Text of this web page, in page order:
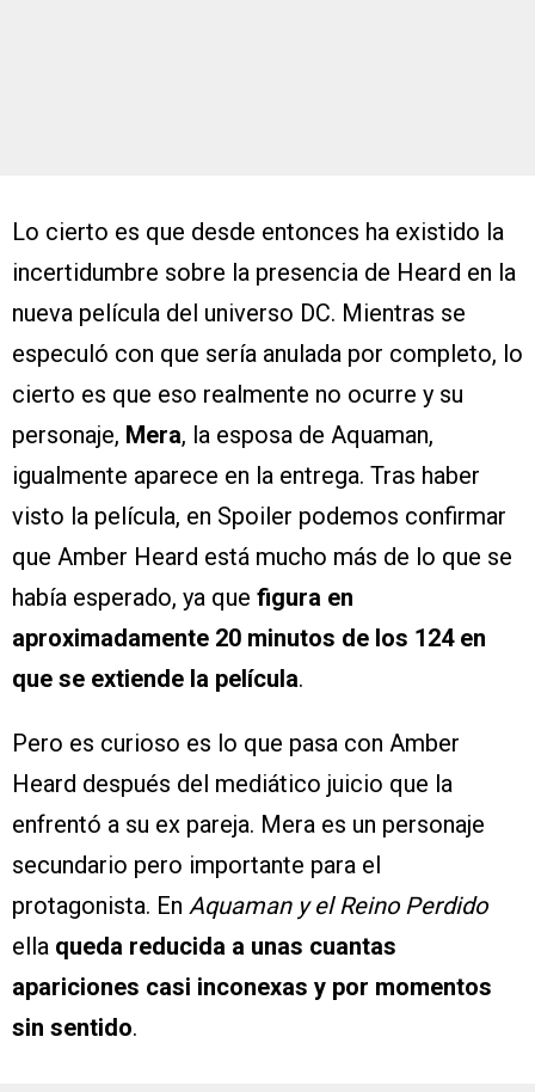
Lo cierto es que desde entonces ha existido la
incertidumbre sobre la presencia de Heard en la
nueva película del universo DC. Mientras se
especuló con que sería anulada por completo, lo
cierto es que eso realmente no ocurre y su
personaje, Mera, la esposa de Aquaman,
igualmente aparece en la entrega. Tras haber
visto la película, en Spoiler podemos confirmar
que Amber Heard está mucho más de lo que se
había esperado, ya que figura en
aproximadamente 20 minutos de los 124 en
que se extiende la película.
Pero es curioso es lo que pasa con Amber
Heard después del mediático juicio que la
enfrentó a su ex pareja. Mera es un personaje
secundario pero importante para el
protagonista. En Aquaman y el Reino Perdido
ella queda reducida a unas cuantas
apariciones casi inconexas y por momentos
sin sentido.